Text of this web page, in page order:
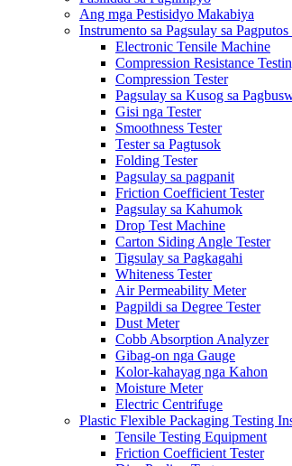
Ang mga Pestisidyo Makabiya
Instrumento sa Pagsulay sa Pagputos
Electronic Tensile Machine
Compression Resistance
Compression Tester
Pagsulay sa Kusog sa
Gisi nga Tester
Smoothness Tester
Tester sa Pagtusok
Folding Tester
Pagsulay sa pagpanit
Friction Coefficient Tester
Pagsulay sa Kahumok
Drop Test Machine
Carton Siding Angle Tester
Tigsulay sa Pagkagahi
Whiteness Tester
Air Permeability Meter
Pagpildi sa Degree Tester
Dust Meter
Cobb Absorption Analyzer
Gibag-on nga Gauge
Kolor-kahayag nga Kahon
Moisture Meter
Electric Centrifuge
Plastic Flexible Packaging Testing
Tensile Testing Equipment
Friction Coefficient Tester